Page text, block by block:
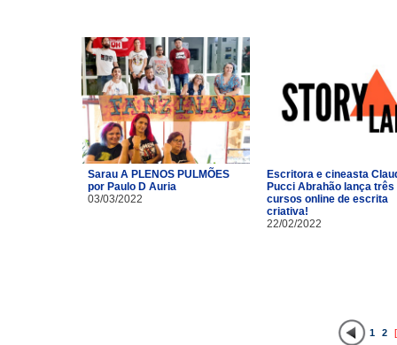
Sarau A PLENOS PULMÕES
por Paulo D Auria
03/03/2022
Escritora e cineasta
Pucci Abrahão lança três
cursos online de escrita
criativa!
22/02/2022
1 2